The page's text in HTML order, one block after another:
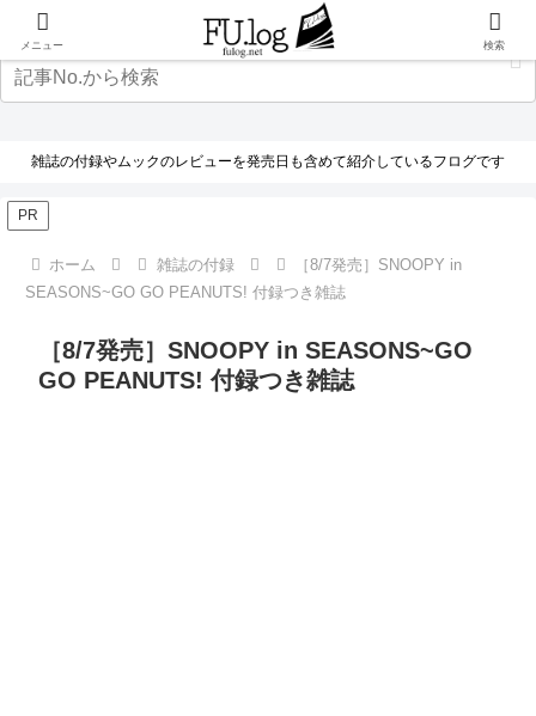
雑誌の付録やムックのレビューを発売日も含めて紹介しているフログです
PR
ホーム 雑誌の付録
［8/7発売］SNOOPY in
SEASONS~GO GO PEANUTS! 付録つき雑誌
［8/7発売］SNOOPY in SEASONS~GO
GO PEANUTS! 付録つき雑誌
メニュー 検索